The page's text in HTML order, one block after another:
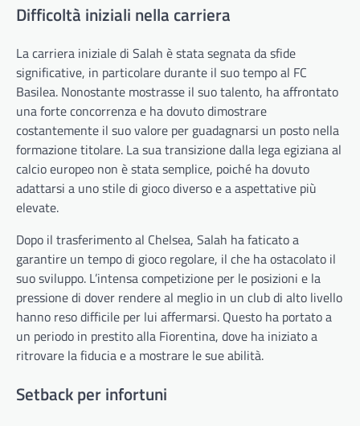
Difficoltà iniziali nella carriera
La carriera iniziale di Salah è stata segnata da sfide
significative, in particolare durante il suo tempo al FC
Basilea. Nonostante mostrasse il suo talento, ha affrontato
una forte concorrenza e ha dovuto dimostrare
costantemente il suo valore per guadagnarsi un posto nella
formazione titolare. La sua transizione dalla lega egiziana al
calcio europeo non è stata semplice, poiché ha dovuto
adattarsi a uno stile di gioco diverso e a aspettative più
elevate.
Dopo il trasferimento al Chelsea, Salah ha faticato a
garantire un tempo di gioco regolare, il che ha ostacolato il
suo sviluppo. L’intensa competizione per le posizioni e la
pressione di dover rendere al meglio in un club di alto livello
hanno reso difficile per lui affermarsi. Questo ha portato a
un periodo in prestito alla Fiorentina, dove ha iniziato a
ritrovare la fiducia e a mostrare le sue abilità.
Setback per infortuni